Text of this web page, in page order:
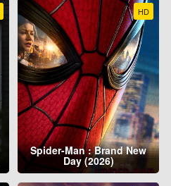
HD
Spider-Man : Brand New
Day (2026)